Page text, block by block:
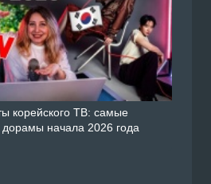
корейского ТВ: самые
начала 2026 года